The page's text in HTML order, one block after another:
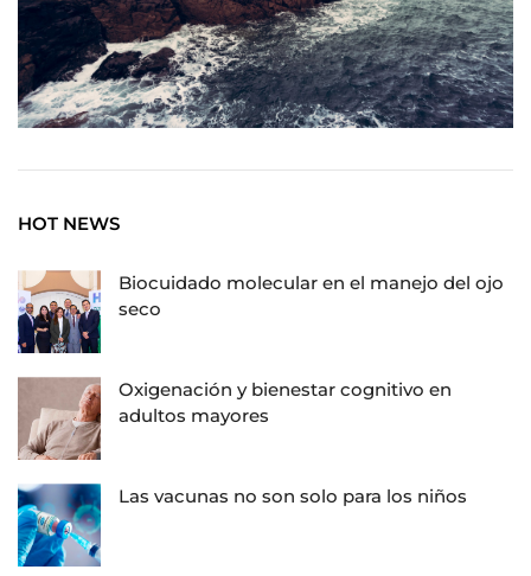
HOT NEWS
Biocuidado molecular en el manejo del ojo
seco
Oxigenación y bienestar cognitivo en
adultos mayores
Las vacunas no son solo para los niños